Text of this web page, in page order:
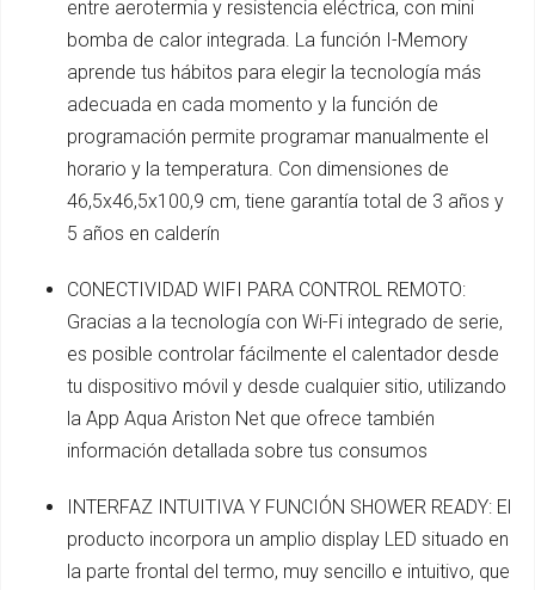
entre aerotermia y resistencia eléctrica, con mini
bomba de calor integrada. La función I-Memory
aprende tus hábitos para elegir la tecnología más
adecuada en cada momento y la función de
programación permite programar manualmente el
horario y la temperatura. Con dimensiones de
46,5x46,5x100,9 cm, tiene garantía total de 3 años y
5 años en calderín
CONECTIVIDAD WIFI PARA CONTROL REMOTO:
Gracias a la tecnología con Wi-Fi integrado de serie,
es posible controlar fácilmente el calentador desde
tu dispositivo móvil y desde cualquier sitio, utilizando
la App Aqua Ariston Net que ofrece también
información detallada sobre tus consumos
INTERFAZ INTUITIVA Y FUNCIÓN SHOWER READY: El
producto incorpora un amplio display LED situado en
la parte frontal del termo, muy sencillo e intuitivo, que